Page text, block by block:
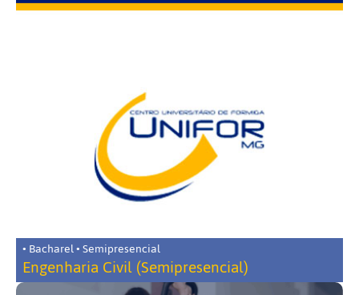
• Bacharel • Semipresencial
Engenharia Civil (Semipresencial)